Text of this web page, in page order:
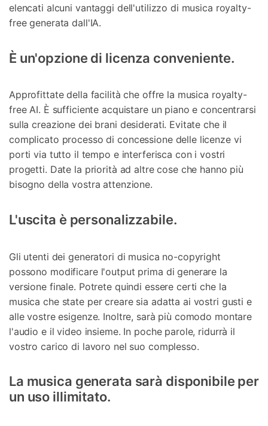
elencati alcuni vantaggi dell'utilizzo di musica royalty-
free generata dall'IA.
È un'opzione di licenza conveniente.
Approfittate della facilità che offre la musica royalty-
free AI. È sufficiente acquistare un piano e concentrarsi
sulla creazione dei brani desiderati. Evitate che il
complicato processo di concessione delle licenze vi
porti via tutto il tempo e interferisca con i vostri
progetti. Date la priorità ad altre cose che hanno più
bisogno della vostra attenzione.
L'uscita è personalizzabile.
Gli utenti dei generatori di musica no-copyright
possono modificare l'output prima di generare la
versione finale. Potrete quindi essere certi che la
musica che state per creare sia adatta ai vostri gusti e
alle vostre esigenze. Inoltre, sarà più comodo montare
l'audio e il video insieme. In poche parole, ridurrà il
vostro carico di lavoro nel suo complesso.
La musica generata sarà disponibile per
un uso illimitato.